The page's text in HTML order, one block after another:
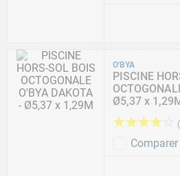
O'BYA
PISCINE
Ø5,37 x
★★★★ (
Comparer